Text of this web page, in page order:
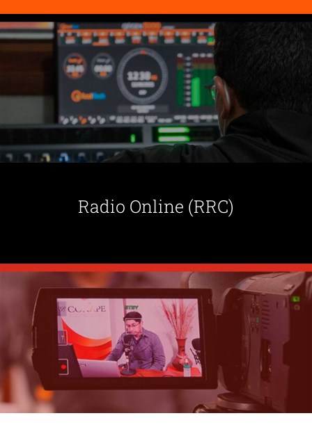
Radio Online (RRC)